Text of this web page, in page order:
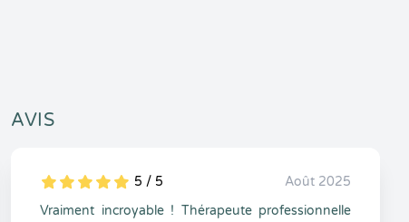
AVIS
5
1
5
0 5 / 5
Août 2025
Vraiment incroyable ! Thérapeute professionnelle